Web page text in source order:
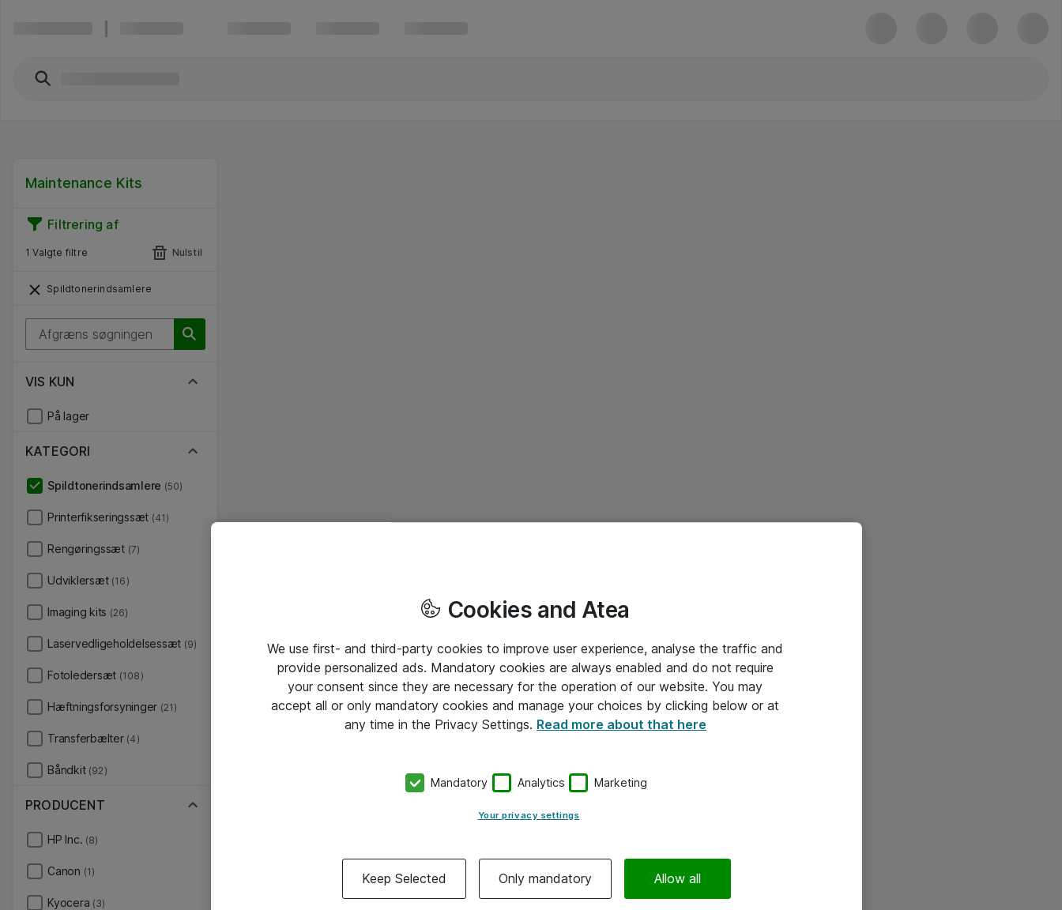
Maintenance Kits
Filtrering af
1 Valgte filtre Nulstil
Spildtonerindsamlere
VIS KUN
På lager
KATEGORI
Spildtonerindsamlere (50)
Printerfikseringssæt (41)
Rengøringssæt (7)
Udviklersæt (16)
Imaging kits (26)
Laservedligeholdelsessæt (9)
Fotoledersæt (108)
Hæftningsforsyninger (21)
Transferbælter (4)
Båndkit (92)
PRODUCENT
HP Inc. (8)
Canon (1)
Kyocera (3)
Cookies and Atea
We use first- and third-party cookies to improve user experience, analyse the traffic and
provide personalized ads. Mandatory cookies are always enabled and do not require
your consent since they are necessary for the operation of our website. You may
accept all or only mandatory cookies and manage your choices by clicking below or at
any time in the Privacy Settings. Read more about that here
Mandatory Analytics Marketing
Your privacy settings
Keep Selected Only mandatory Allow all